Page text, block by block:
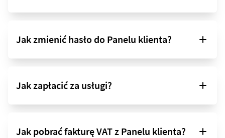
Jak zmienić hasło do Panelu klienta?
Jak zapłacić za usługi?
Jak pobrać fakturę VAT z Panelu klienta?